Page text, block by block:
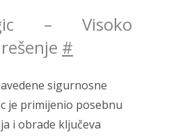
– Visoko
#
sigurnosne
je primijenio posebnu
i obrade ključeva